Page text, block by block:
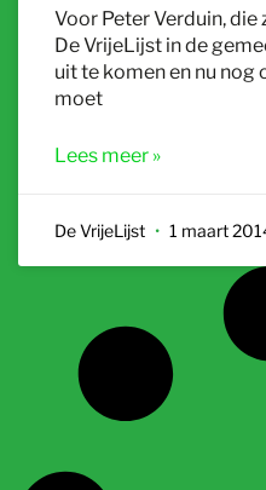
Voor Peter Verduin,
De VrijeLijst in de
uit te komen en nu nog
moet
Lees meer »
De VrijeLijst 1 maart